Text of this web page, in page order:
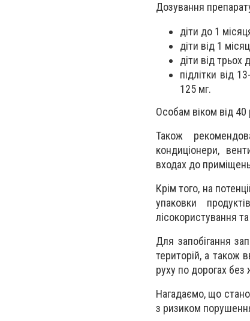
Дозування
діти до 1
діти від 1
діти від трьох
підлітки від
125 мг.
Особам віком від
Також
кондиціонери,
входах до
Крім того, на
упаковки
лісокористування
Для запобігання
територій, а також
руху по дорогах без
Нагадаємо, що
з ризиком